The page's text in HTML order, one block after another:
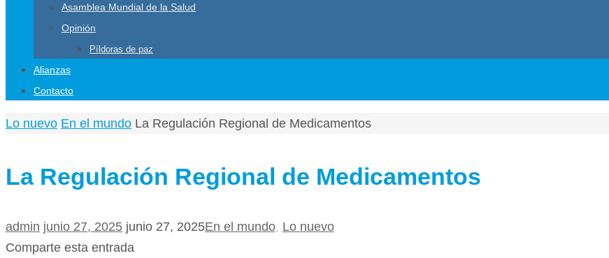
Asamblea Mundial de la Salud
Opinión
Píldoras de paz
Alianzas
Contacto
Home
Lo nuevo En el mundo La Regulación Regional de Medicamentos
La Regulación Regional de Medicamentos
admin junio 27, 2025 junio 27, 2025En el mundo, Lo nuevo
Comparte esta entrada